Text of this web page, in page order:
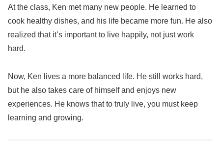
At the class, Ken met many new people. He learned to
cook healthy dishes, and his life became more fun. He also
realized that it’s important to live happily, not just work
hard.
Now, Ken lives a more balanced life. He still works hard,
but he also takes care of himself and enjoys new
experiences. He knows that to truly live, you must keep
learning and growing.